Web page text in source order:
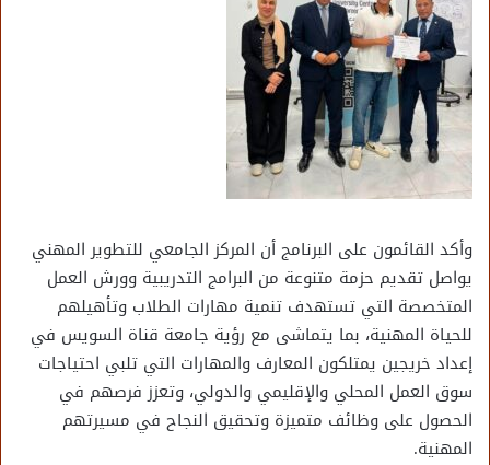
وأكد القائمون على البرنامج أن المركز الجامعي للتطوير المهني
يواصل تقديم حزمة متنوعة من البرامج التدريبية وورش العمل
المتخصصة التي تستهدف تنمية مهارات الطلاب وتأهيلهم
للحياة المهنية، بما يتماشى مع رؤية جامعة قناة السويس في
إعداد خريجين يمتلكون المعارف والمهارات التي تلبي احتياجات
سوق العمل المحلي والإقليمي والدولي، وتعزز فرصهم في
الحصول على وظائف متميزة وتحقيق النجاح في مسيرتهم
المهنية.